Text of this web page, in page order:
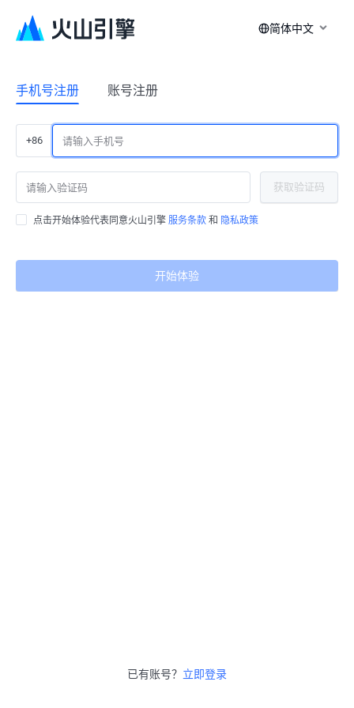
简体中文
手机号注册 账号注册
+86
获取验证码
点击开始体验代表同意火山引擎 服务条款 和 隐私政策
开始体验
已有账号？ 立即登录